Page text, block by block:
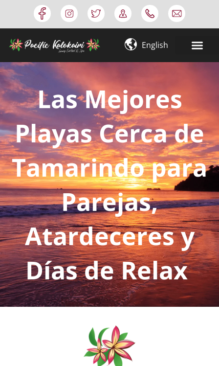
contenido
English
Las Mejores
Playas Cerca de
Tamarindo para
Parejas,
Atardeceres y
Días de Relax